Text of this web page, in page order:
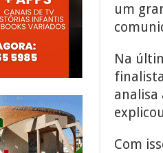
um
Na
analisa
Com